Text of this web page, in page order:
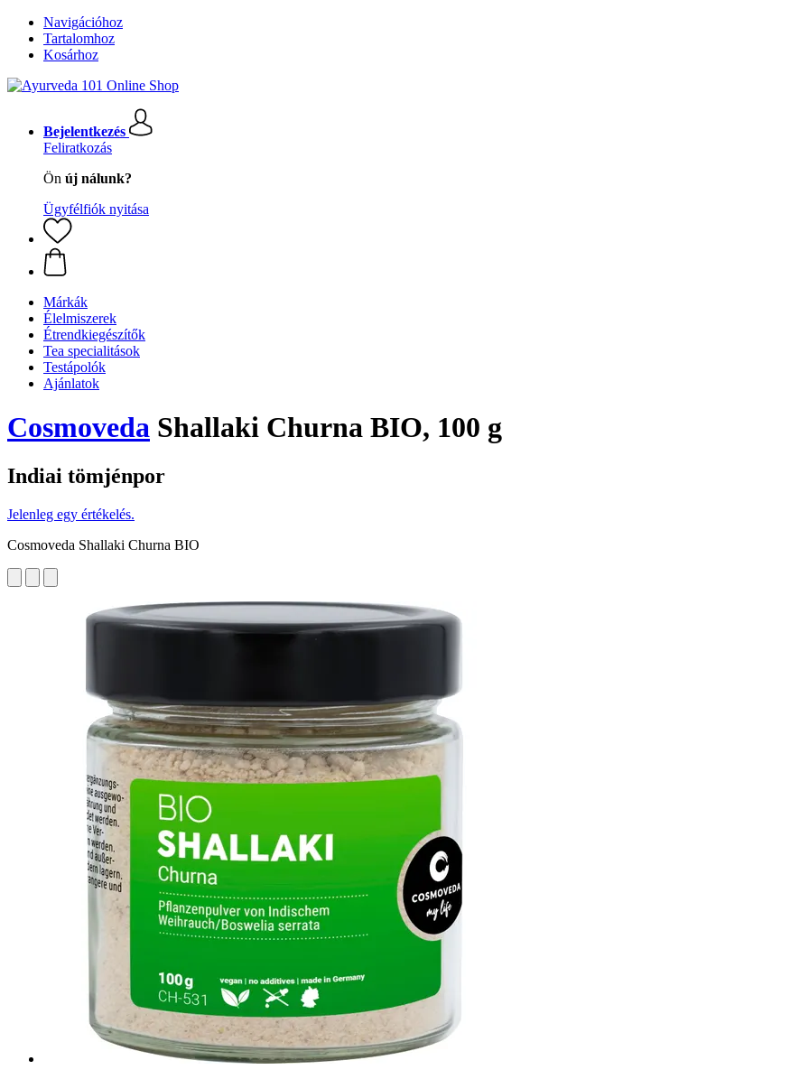
Navigációhoz
Tartalomhoz
Kosárhoz
Bejelentkezés
Feliratkozás
Ön új nálunk?
Ügyfélfiók nyitása
Márkák
Élelmiszerek
Étrendkiegészítők
Tea specialitások
Testápolók
Ajánlatok
Cosmoveda Shallaki Churna BIO, 100 g
Indiai tömjénpor
Jelenleg egy értékelés.
Cosmoveda Shallaki Churna BIO